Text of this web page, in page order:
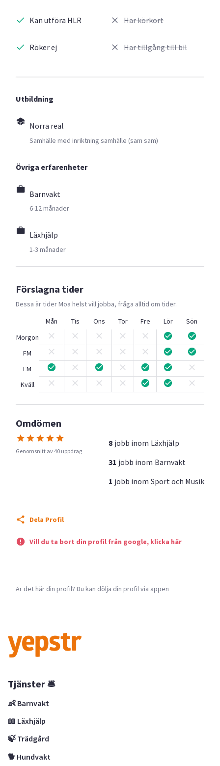
Kan utföra HLR
Röker ej
Har körkort
Har tillgång till bil
Utbildning
Norra real
Samhälle med inriktning samhälle (sam sam)
Övriga erfarenheter
Barnvakt
6-12 månader
Läxhjälp
1-3 månader
Förslagna tider
Dessa är tiderMoa helst vill jobba, fråga alltid om tider.
Mån
Tis Ons Tor Fre Lör
Sön
Morgon
FM
EM
Kväll
Omdömen
Genomsnitt av 40 uppdrag
8 jobb inom Läxhjälp
31 jobb inom Barnvakt
1 jobb inom Sport och Musik
Dela Profil
Vill du ta bort din profil från google, klicka här
Är det här din profil? Du kan dölja din profil via appen
Tjänster 🛎
👶 Barnvakt
📖 Läxhjälp
🍃 Trädgård
🐕 Hundvakt